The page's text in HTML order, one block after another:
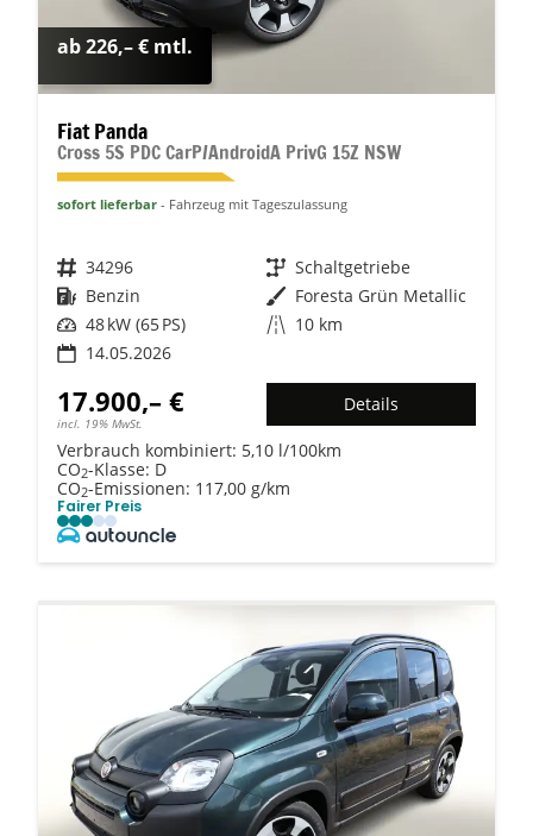
ab 226,– € mtl.
Fiat Panda
Cross 5S PDC CarP/AndroidA PrivG 15Z NSW
sofort lieferbar Fahrzeug mit Tageszulassung
Fahrzeugnr. 34296 Getriebe Schaltgetriebe
Kraftstoff Benzin Außenfarbe Foresta Grün Metallic
Leistung 48 kW (65 PS) Kilometerstand 10 km
14.05.2026
17.900,– €
incl. 19% MwSt.
Details
Verbrauch kombiniert: 5,10 l/100km
CO2-Klasse: D
CO2-Emissionen: 117,00 g/km
Fairer Preis